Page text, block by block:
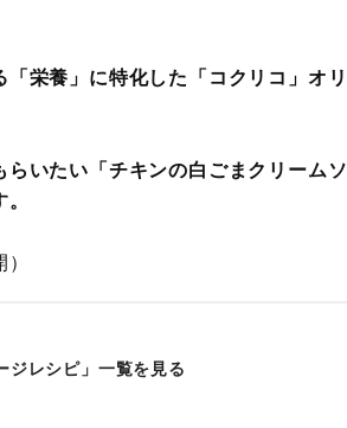
栄養」に特化した「コクリコ」オリ
いたい「チキンの白ごまクリームソ
ジレシピ」一覧を見る